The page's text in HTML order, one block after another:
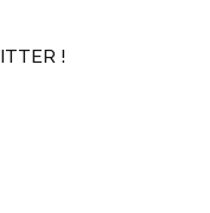
!